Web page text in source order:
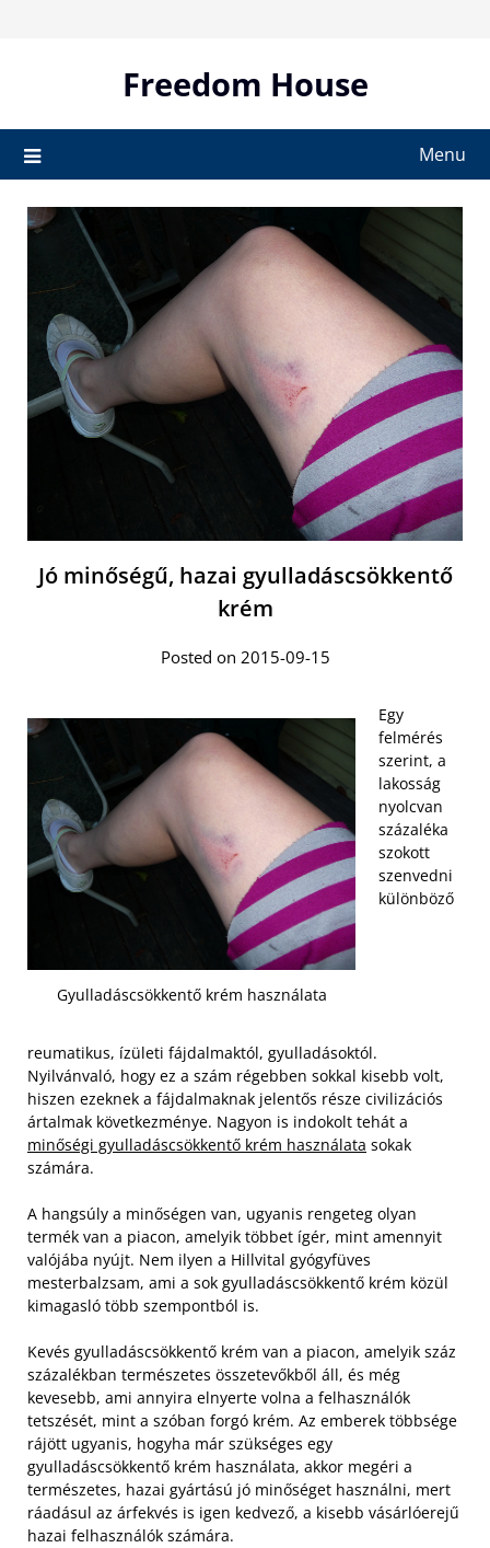
Freedom House
Menu
Jó minőségű, hazai gyulladáscsökkentő
krém
Posted on 2015-09-15
Gyulladáscsökkentő krém használata
Egy
felmérés
szerint, a
lakosság
nyolcvan
százaléka
szokott
szenvedni
különböző
reumatikus, ízületi fájdalmaktól, gyulladásoktól.
Nyilvánvaló, hogy ez a szám régebben sokkal kisebb volt,
hiszen ezeknek a fájdalmaknak jelentős része civilizációs
ártalmak következménye. Nagyon is indokolt tehát a
minőségi gyulladáscsökkentő krém használata sokak
számára.
A hangsúly a minőségen van, ugyanis rengeteg olyan
termék van a piacon, amelyik többet ígér, mint amennyit
valójába nyújt. Nem ilyen a Hillvital gyógyfüves
mesterbalzsam, ami a sok gyulladáscsökkentő krém közül
kimagasló több szempontból is.
Kevés gyulladáscsökkentő krém van a piacon, amelyik száz
százalékban természetes összetevőkből áll, és még
kevesebb, ami annyira elnyerte volna a felhasználók
tetszését, mint a szóban forgó krém. Az emberek többsége
rájött ugyanis, hogyha már szükséges egy
gyulladáscsökkentő krém használata, akkor megéri a
természetes, hazai gyártású jó minőséget használni, mert
ráadásul az árfekvés is igen kedvező, a kisebb vásárlóerejű
hazai felhasználók számára.